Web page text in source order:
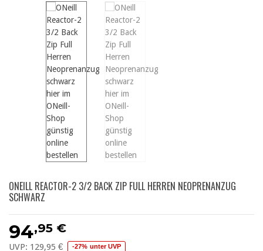
ONEILL REACTOR-2 3/2 BACK ZIP FULL HERREN NEOPRENANZUG
SCHWARZ
94,95 €
UVP: 129,95 € -27% unter UVP